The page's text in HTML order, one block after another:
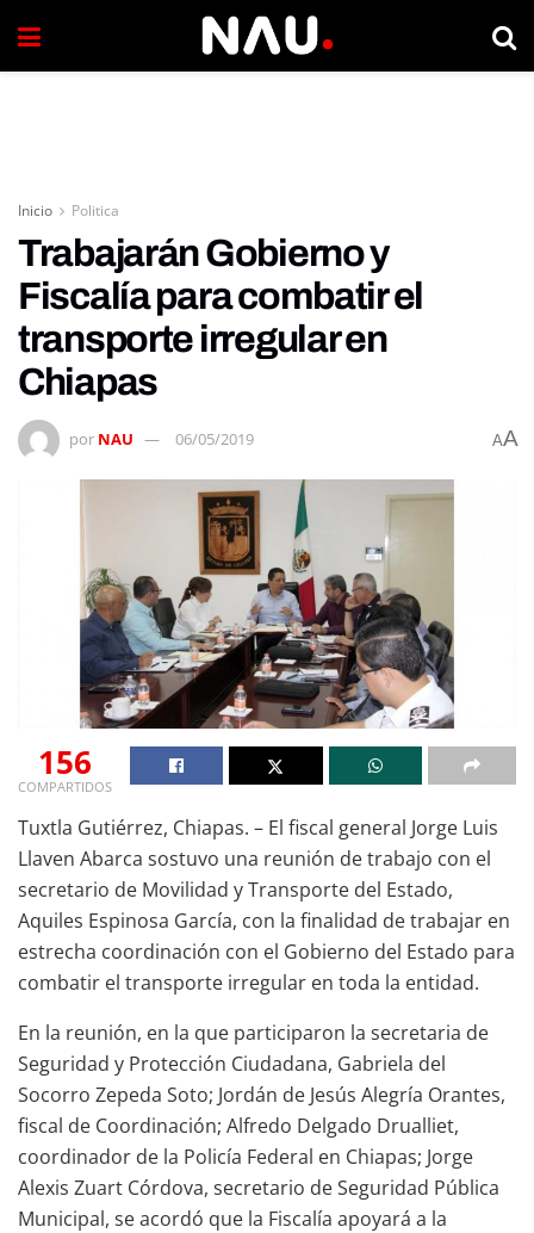
Inicio Politica
Trabajarán Gobierno y
Fiscalía para combatir el
transporte irregular en
Chiapas
por NAU 06/05/2019 AA
156
COMPARTIDOS
Tuxtla Gutiérrez, Chiapas. – El fiscal general Jorge Luis
Llaven Abarca sostuvo una reunión de trabajo con el
secretario de Movilidad y Transporte del Estado,
Aquiles Espinosa García, con la finalidad de trabajar en
estrecha coordinación con el Gobierno del Estado para
combatir el transporte irregular en toda la entidad.
En la reunión, en la que participaron la secretaria de
Seguridad y Protección Ciudadana, Gabriela del
Socorro Zepeda Soto; Jordán de Jesús Alegría Orantes,
fiscal de Coordinación; Alfredo Delgado Drualliet,
coordinador de la Policía Federal en Chiapas; Jorge
Alexis Zuart Córdova, secretario de Seguridad Pública
Municipal, se acordó que la Fiscalía apoyará a la